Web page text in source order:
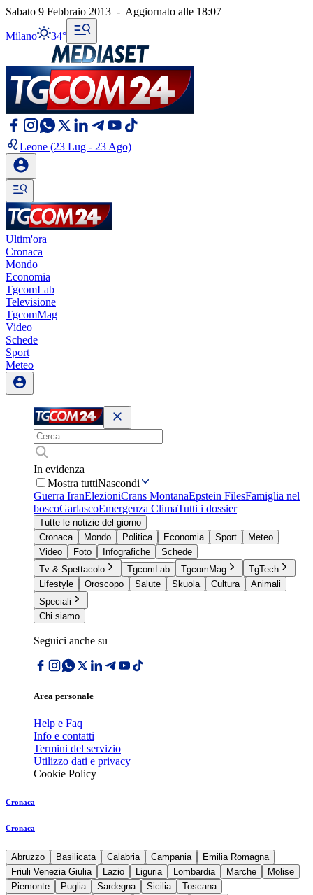
Sabato 9 Febbraio 2013 - Aggiornato alle 18:07
Milano 34°
Leone (23 Lug - 23 Ago)
Ultim'ora
Cronaca
Mondo
Economia
TgcomLab
Televisione
TgcomMag
Video
Schede
Sport
Meteo
In evidenza
Mostra tuttiNascondi
Guerra IranElezioniCrans MontanaEpstein FilesFamiglia nel
boscoGarlascoEmergenza ClimaTutti i dossier
Tutte le notizie del giorno
Cronaca
Mondo Politica Economia Sport
Meteo
Video
Foto Infografiche
Schede
Tv & Spettacolo
TgcomLab TgcomMag
TgTech
Lifestyle
Oroscopo Salute Skuola Cultura
Animali
Speciali
Chi siamo
Seguici anche su
Area personale
Help e Faq
Info e contatti
Termini del servizio
Utilizzo dati e privacy
Cookie Policy
Cronaca
Cronaca
Abruzzo Basilicata Calabria Campania
Emilia Romagna
Friuli Venezia Giulia
Lazio Liguria Lombardia Marche
Molise
Piemonte
Puglia Sardegna Sicilia
Toscana